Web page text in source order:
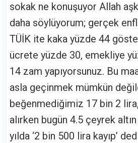
sokak ne konuşuyor Allah
daha söylüyorum; gerçek
TÜİK ite kaka yüzde 44
ücrete yüzde 30, emekliye
14 zam yapıyorsunuz. Bu
asla geçinmek mümkün
beğenmediğimiz 17 bin 2
alırken bugün 4.5 çeyrek
yılda ‘2 bin 500 lira kayıp’